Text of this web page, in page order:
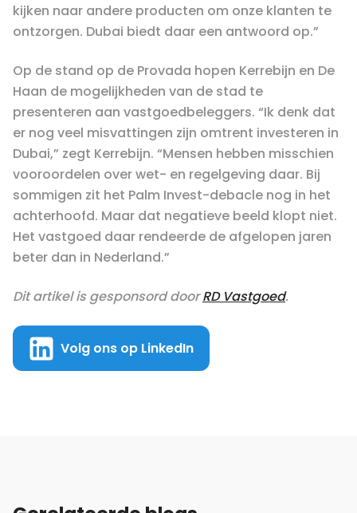
kijken naar andere producten om onze klanten te
ontzorgen. Dubai biedt daar een antwoord op.”
Op de stand op de Provada hopen Kerrebijn en De
Haan de mogelijkheden van de stad te
presenteren aan vastgoedbeleggers. “Ik denk dat
er nog veel misvattingen zijn omtrent investeren in
Dubai,” zegt Kerrebijn. “Mensen hebben misschien
vooroordelen over wet- en regelgeving daar. Bij
sommigen zit het Palm Invest-debacle nog in het
achterhoofd. Maar dat negatieve beeld klopt niet.
Het vastgoed daar rendeerde de afgelopen jaren
beter dan in Nederland.”
Dit artikel is gesponsord doorRD Vastgoed.
Volg ons op LinkedIn